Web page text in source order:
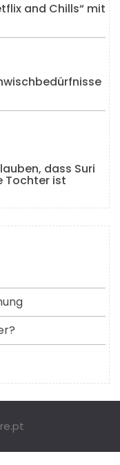
and Chills“ mit
dass Suri
Tochter ist